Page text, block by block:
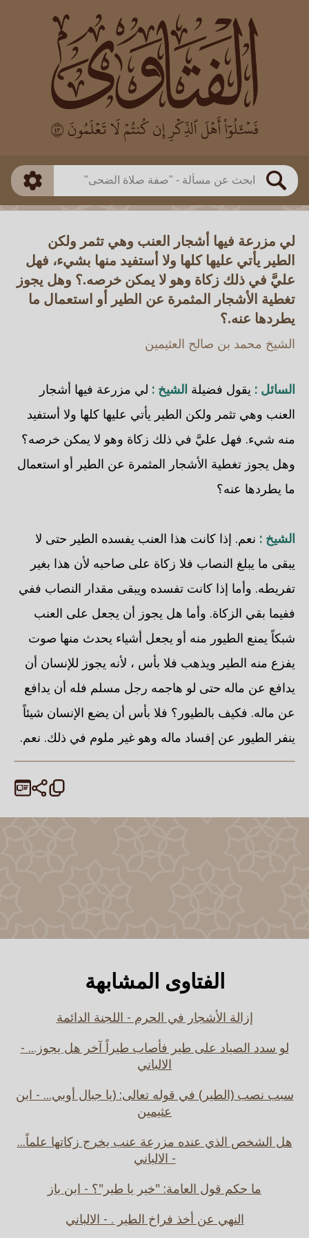
بحث
العالم
بن باز
بن العثيمين
اللجنة الدائمة
طريقة البحث
ذكي
لي مزرعة فيها أشجار العنب وهي تثمر ولكن
الطير يأتي عليها كلها ولا أستفيد منها بشيء، فهل
عليَّ في ذلك زكاة وهو لا يمكن خرصه.؟ وهل يجوز
تغطية الأشجار المثمرة عن الطير أو استعمال ما
يطردها عنه.؟
الشيخ محمد بن صالح العثيمين
السائل : يقول فضيلة الشيخ : لي مزرعة فيها أشجار
العنب وهي تثمر ولكن الطير يأتي عليها كلها ولا أستفيد
منه شيء. فهل عليَّ في ذلك زكاة وهو لا يمكن خرصه؟
وهل يجوز تغطية الأشجار المثمرة عن الطير أو استعمال
ما يطردها عنه؟
الشيخ : نعم. إذا كانت هذا العنب يفسده الطير حتى لا
يبقى ما يبلغ النصاب فلا زكاة على صاحبه لأن هذا بغير
تفريطه. وأما إذا كانت تفسده ويبقى مقدار النصاب ففي
ففيما بقي الزكاة. وأما هل يجوز أن يجعل على العنب
شبكاً يمنع الطيور منه أو يجعل أشياء يحدث منها صوت
يفزع منه الطير ويذهب فلا بأس ، لأنه يجوز للإنسان أن
يدافع عن ماله حتى لو هاجمه رجل مسلم فله أن يدافع
عن ماله. فكيف بالطيور؟ فلا بأس أن يضع الإنسان شيئاً
ينفر الطيور عن إفساد ماله وهو غير ملوم في ذلك. نعم.
الفتاوى المشابهة
إزالة الأشجار في الحرم - اللجنة الدائمة
لو سدد الصياد على طير فأصاب طيراً آخر هل يجوز... -
الالباني
سبب نصب (الطير) في قوله تعالى: (يا جبال أوبي... - ابن
عثيمين
هل الشخص الذي عنده مزرعة عنب يخرج زكاتها علماً...
- الالباني
ما حكم قول العامة: "خير يا طير"؟ - ابن باز
النهي عن أخذ فراخ الطير . - الالباني